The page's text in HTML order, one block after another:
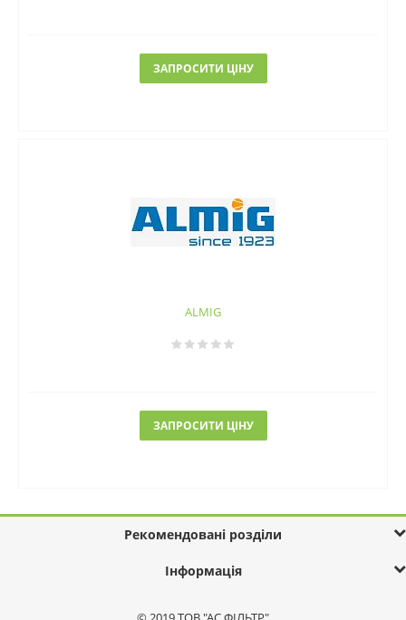
ЗАПРОСИТИ ЦІНУ
ALMIG
ЗАПРОСИТИ ЦІНУ
Рекомендовані розділи
Інформація